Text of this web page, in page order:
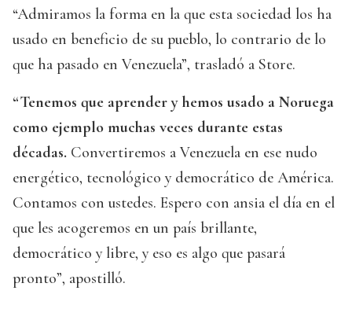
“Admiramos la forma en la que esta sociedad los ha
usado en beneficio de su pueblo, lo contrario de lo
que ha pasado en Venezuela”, trasladó a Store.
“Tenemos que aprender y hemos usado a Noruega
como ejemplo muchas veces durante estas
décadas. Convertiremos a Venezuela en ese nudo
energético, tecnológico y democrático de América.
Contamos con ustedes. Espero con ansia el día en el
que les acogeremos en un país brillante,
democrático y libre, y eso es algo que pasará
pronto”, apostilló.